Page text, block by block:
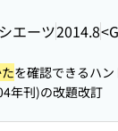
エーツ2014.8
を確認できるハ
年刊)の改題改訂